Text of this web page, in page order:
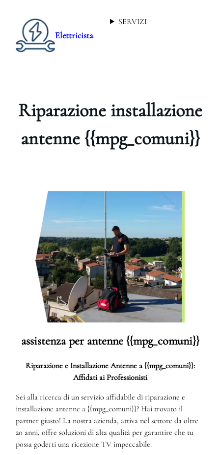
Elettricista
SERVIZI
Riparazione installazione
antenne {{mpg_comuni}}
assistenza per antenne {{mpg_comuni}}
Riparazione e Installazione Antenne a {{mpg_comuni}}:
Affidati ai Professionisti
Sei alla ricerca di un servizio affidabile di riparazione e
installazione antenne a {{mpg_comuni}}? Hai trovato il
partner giusto! La nostra azienda, attiva nel settore da oltre
20 anni, offre soluzioni di alta qualità per garantire che tu
possa goderti una ricezione TV impeccabile.